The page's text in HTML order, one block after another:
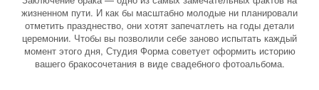
жизненном пути. И как бы масштабно молодые ни планировали
отметить празднество, они хотят запечатлеть на годы детали
церемонии. Чтобы вы позволили себе заново испытать каждый
момент этого дня, Студия Форма советует оформить историю
вашего бракосочетания в виде свадебного фотоальбома.